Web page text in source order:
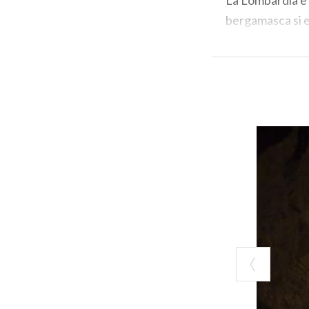
bergamasca si
tutela con
Consigli per
Copritevi: in
penetrano da
sono
Santa
Valsassina:
Le miniere del